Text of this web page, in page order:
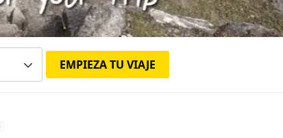
EMPIEZA TU VIAJE